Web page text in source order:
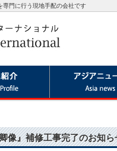
専門に行う現地手配の会社です
像』補修工事完了のお知ら